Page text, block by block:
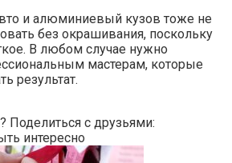
и алюминиевый кузов тоже не
без окрашивания, поскольку
В любом случае нужно
мастерам, которые
результат.
Поделиться с друзьями:
интересно